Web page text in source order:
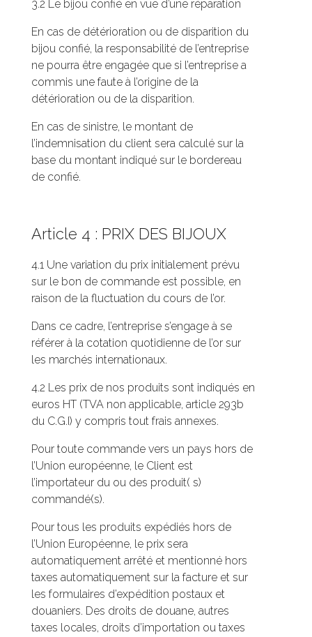
3.2 Le bijou confié en vue d’une réparation
En cas de détérioration ou de disparition du
bijou confié, la responsabilité de l’entreprise
ne pourra être engagée que si l’entreprise a
commis une faute à l’origine de la
détérioration ou de la disparition.
En cas de sinistre, le montant de
l’indemnisation du client sera calculé sur la
base du montant indiqué sur le bordereau
de confié.
Article 4 : PRIX DES BIJOUX
4.1 Une variation du prix initialement prévu
sur le bon de commande est possible, en
raison de la fluctuation du cours de l’or.
Dans ce cadre, l’entreprise s’engage à se
référer à la cotation quotidienne de l’or sur
les marchés internationaux.
4.2 Les prix de nos produits sont indiqués en
euros HT (TVA non applicable, article 293b
du C.G.I) y compris tout frais annexes.
Pour toute commande vers un pays hors de
l’Union européenne, le Client est
l’importateur du ou des produit( s)
commandé(s).
Pour tous les produits expédiés hors de
l’Union Européenne, le prix sera
automatiquement arrêté et mentionné hors
taxes automatiquement sur la facture et sur
les formulaires d’expédition postaux et
douaniers. Des droits de douane, autres
taxes locales, droits d’importation ou taxes